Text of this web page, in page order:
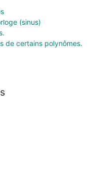
(sinus)
de certains polynômes.